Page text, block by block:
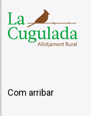
Com arribar